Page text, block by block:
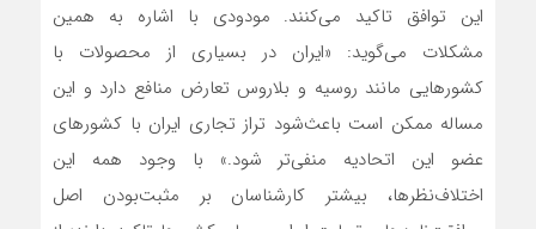
این توافق تاکید می‌کنند. مودودی با اشاره به همین
مشکلات می‌گوید: «ایران در بسیاری از محصولات با
کشورهایی مانند روسیه و بلاروس تعارض منافع دارد و این
مساله ممکن است باعث‌شود تراز تجاری ایران با کشورهای
عضو این اتحادیه منفی‌‌‌‌‌تر شود.» با وجود همه این
اختلاف‌نظرها، بیشتر کارشناسان بر مثبت‌بودن اصل